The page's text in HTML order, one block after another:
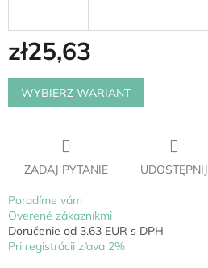
zł25,63
Cena
jednostkowa:
WYBIERZ WARIANT
ZADAJ PYTANIE UDOSTĘPNIJ
Poradíme vám
Overené zákazníkmi
Doručenie od 3.63 EUR s DPH
Pri registrácii zľava 2%